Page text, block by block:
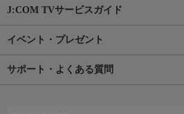
J:COM TVサービスガイド
イベント・プレゼント
サポート・よくある質問